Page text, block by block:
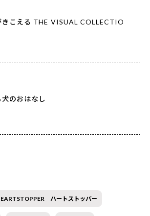
きこえる THE VISUAL COLLECTIO
犬のおはなし
ハートストッパー